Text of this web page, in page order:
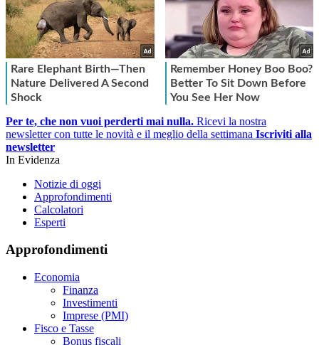
Per te, che non vuoi perderti mai nulla. Ricevi la nostra
newsletter con tutte le novità e il meglio della settimana Iscriviti alla
newsletter
In Evidenza
Notizie di oggi
Approfondimenti
Calcolatori
Esperti
Approfondimenti
Economia
Finanza
Investimenti
Imprese (PMI)
Fisco e Tasse
Bonus fiscali